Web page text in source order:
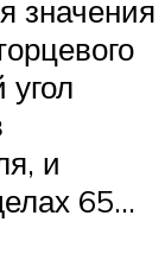
значения
и
65…